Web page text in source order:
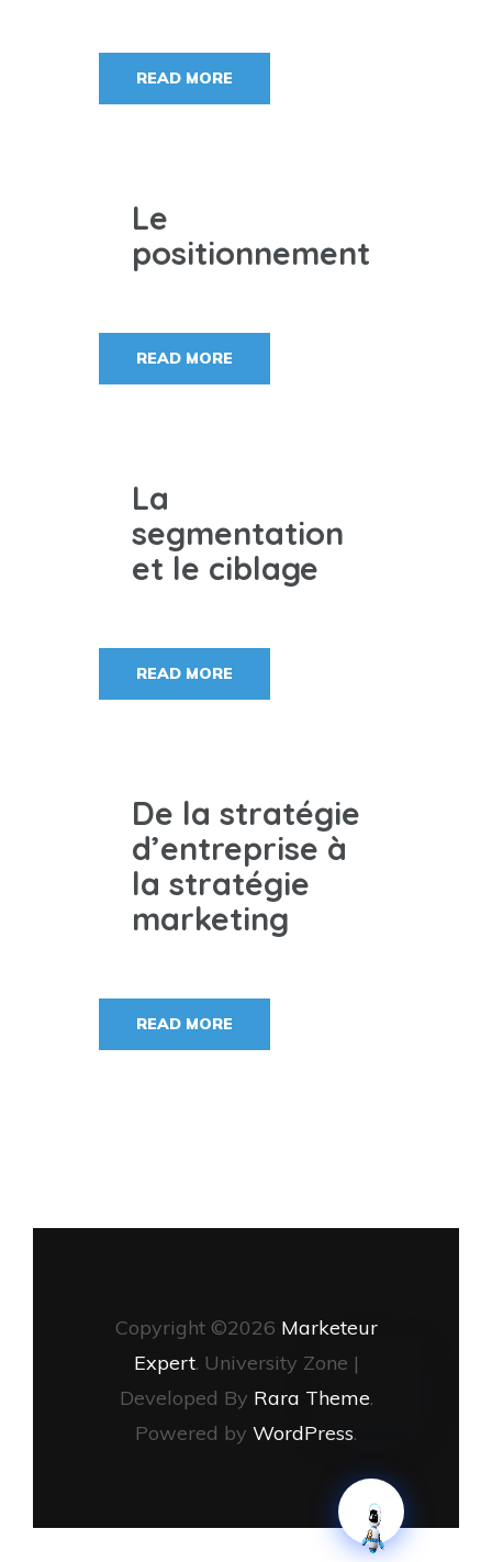
READ MORE
Le
positionnement
READ MORE
La
segmentation
et le ciblage
READ MORE
De la stratégie
d’entreprise à
la stratégie
marketing
READ MORE
Copyright ©2026 Marketeur
Expert. University Zone |
Developed By Rara Theme.
Powered by WordPress.